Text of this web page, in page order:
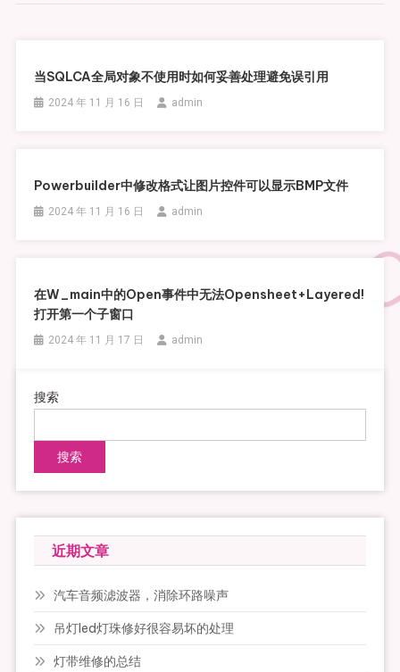
当SQLCA全局对象不使用时如何妥善处理避免误引用
2024 年 11 月 16 日 admin
Powerbuilder中修改格式让图片控件可以显示BMP文件
2024 年 11 月 16 日 admin
在w_main中的open事件中无法opensheet+Layered!
打开第一个子窗口
2024 年 11 月 17 日 admin
搜索
搜索
近期文章
汽车音频滤波器，消除环路噪声
吊灯led灯珠修好很容易坏的处理
灯带维修的总结